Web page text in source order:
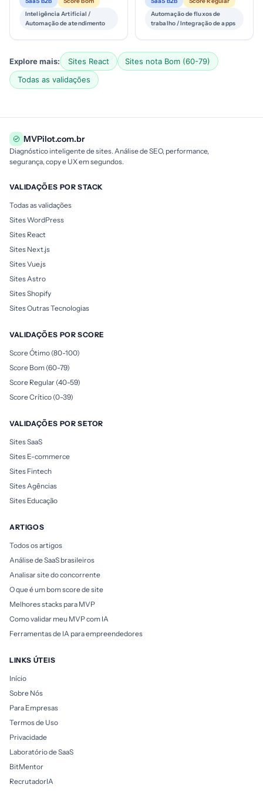
de integração a ferramenta...
Inteligência Artificial /
Automação de atendimento
tempo de automação e i...
Automação de fluxos de
trabalho / Integração de apps
Explore mais: Sites React
Sites nota Bom (60-79)
Todas as validações
MVPilot.com.br
Diagnóstico inteligente de sites. Análise de SEO, performance,
segurança, copy e UX em segundos.
VALIDAÇÕES POR STACK
Todas as validações
Sites WordPress
Sites React
Sites Next.js
Sites Vue.js
Sites Astro
Sites Shopify
Sites Outras Tecnologias
VALIDAÇÕES POR SCORE
Score Ótimo (80-100)
Score Bom (60-79)
Score Regular (40-59)
Score Crítico (0-39)
VALIDAÇÕES POR SETOR
Sites SaaS
Sites E-commerce
Sites Fintech
Sites Agências
Sites Educação
ARTIGOS
Todos os artigos
Análise de SaaS brasileiros
Analisar site do concorrente
O que é um bom score de site
Melhores stacks para MVP
Como validar meu MVP com IA
Ferramentas de IA para empreendedores
LINKS ÚTEIS
Início
Sobre Nós
Para Empresas
Termos de Uso
Privacidade
Laboratório de SaaS
BitMentor
RecrutadorIA